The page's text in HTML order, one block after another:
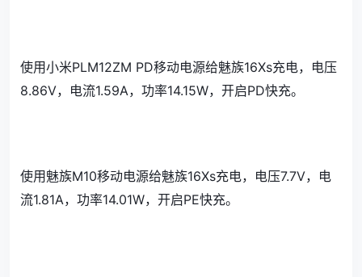
使用小米PLM12ZM PD移动电源给魅族16Xs充电，电压
8.86V，电流1.59A，功率14.15W，开启PD快充。
使用魅族M10移动电源给魅族16Xs充电，电压7.7V，电
流1.81A，功率14.01W，开启PE快充。